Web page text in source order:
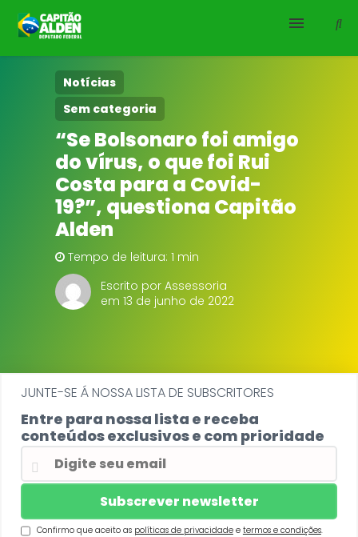
HOME
NOTÍCIAS
BIOGRAFIA
DOWNLOADS
PROJETOS
Notícias
Sem categoria
“Se Bolsonaro foi amigo
do vírus, o que foi Rui
Costa para a Covid-
19?”, questiona Capitão
Alden
Tempo de leitura: 1 min
Escrito por Assessoria
em 13 de junho de 2022
JUNTE-SE Á NOSSA LISTA DE SUBSCRITORES
Entre para nossa lista e receba
conteúdos exclusivos e com prioridade
Confirmo que aceito as políticas de privacidadee termos e condições.